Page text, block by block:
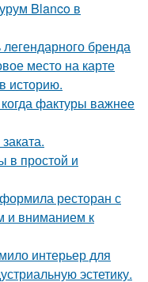
Blanco в
бренда
место на карте
историю.
фактуры важнее
в простой и
ресторан с
и вниманием к
интерьер для
эстетику.